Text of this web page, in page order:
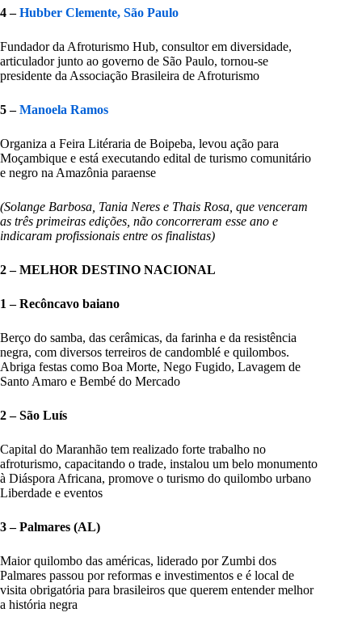
4 –Hubber Clemente, São Paulo
Fundador da Afroturismo Hub, consultor em diversidade,
articulador junto ao governo de São Paulo, tornou-se
presidente da Associação Brasileira de Afroturismo
5 –Manoela Ramos
Organiza a Feira Litéraria de Boipeba, levou ação para
Moçambique e está executando edital de turismo comunitário
e negro na Amazônia paraense
(Solange Barbosa, Tania Neres e Thais Rosa, que venceram
as três primeiras edições, não concorreram esse ano e
indicaram profissionais entre os finalistas)
2 – MELHOR DESTINO NACIONAL
1 – Recôncavo baiano
Berço do samba, das cerâmicas, da farinha e da resistência
negra, com diversos terreiros de candomblé e quilombos.
Abriga festas como Boa Morte, Nego Fugido, Lavagem de
Santo Amaro e Bembé do Mercado
2 – São Luís
Capital do Maranhão tem realizado forte trabalho no
afroturismo, capacitando o trade, instalou um belo monumento
à Diáspora Africana, promove o turismo do quilombo urbano
Liberdade e eventos
3 – Palmares (AL)
Maior quilombo das américas, liderado por Zumbi dos
Palmares passou por reformas e investimentos e é local de
visita obrigatória para brasileiros que querem entender melhor
a história negra